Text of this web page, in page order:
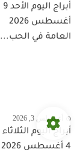
أبراج اليوم الأحد 9
أغسطس 2026
العامة في الحب...
أغسطس 3, 2026
أبراج اليوم الثلاثاء
4 أغسطس 2026